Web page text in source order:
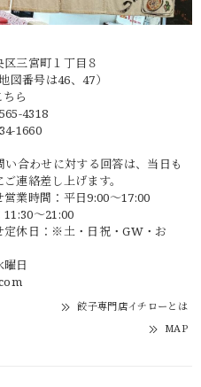
三宮町１丁目８
図番号は46、47）
ちら
4318
1660
い合わせに対する回答は、当日も
連絡差し上げます。
業時間：平日9:00〜17:00
～21:00
定休日：※土・日祝・GW・お
日
餃子専門店イチローとは
MAP